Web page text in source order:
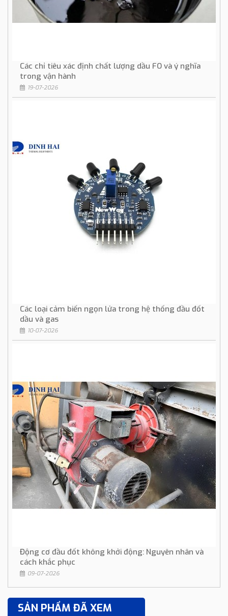
Các chỉ tiêu xác định chất lượng dầu FO và ý nghĩa
trong vận hành
19-07-2026
Các loại cảm biến ngọn lửa trong hệ thống đầu đốt
dầu và gas
10-07-2026
Động cơ đầu đốt không khởi động: Nguyên nhân và
cách khắc phục
09-07-2026
SẢN PHẨM ĐÃ XEM